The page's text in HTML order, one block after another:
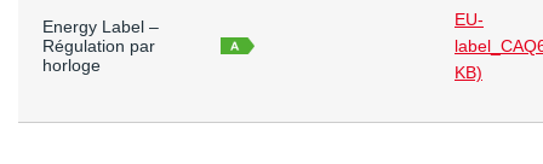
Energy Label –
Régulation par
horloge
EU-
KB)